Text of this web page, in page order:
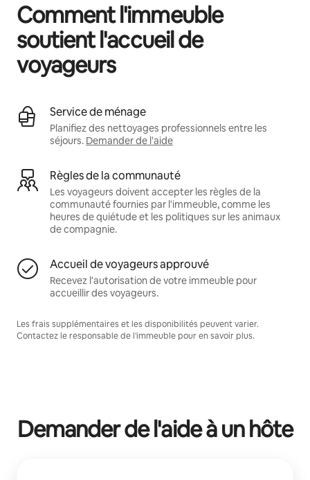
Comment l'immeuble
soutient l'accueil de
voyageurs
Service de ménage
Planifiez des nettoyages professionnels entre les
séjours. Demander de l'aide
Règles de la communauté
Les voyageurs doivent accepter les règles de la
communauté fournies par l'immeuble, comme les
heures de quiétude et les politiques sur les animaux
de compagnie.
Accueil de voyageurs approuvé
Recevez l'autorisation de votre immeuble pour
accueillir des voyageurs.
Les frais supplémentaires et les disponibilités peuvent varier.
Contactez le responsable de l'immeuble pour en savoir plus.
Demander de l'aide à un hôte